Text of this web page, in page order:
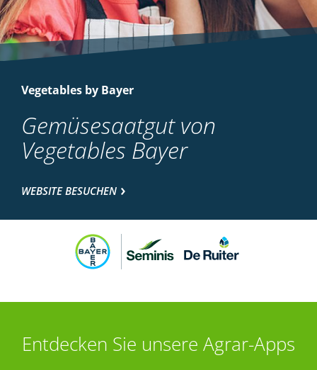
Vegetables by Bayer
Gemüsesaatgut von
Vegetables Bayer
WEBSITE BESUCHEN
Entdecken Sie unsere Agrar-Apps